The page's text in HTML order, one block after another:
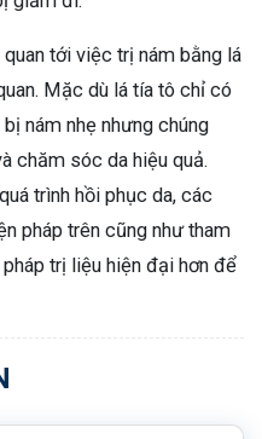
tới việc trị nám bằng lá
Mặc dù lá tía tô chỉ có
nám nhẹ nhưng chúng
chăm sóc da hiệu quả.
trình hồi phục da, các
pháp trên cũng như tham
trị liệu hiện đại hơn để